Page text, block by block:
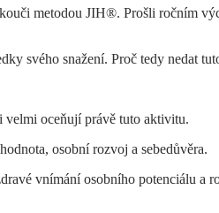
metodou JIH®. Prošli ročním
svého snažení. Proč tedy nedat
velmi oceňují právě tuto aktivitu.
osobní rozvoj a sebedůvěra.
vnímání osobního potenciálu a